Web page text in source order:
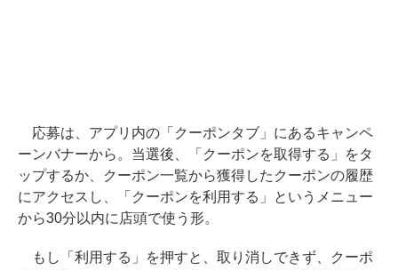
応募は、アプリ内の「クーポンタブ」にあるキャンペ
ーンバナーから。当選後、「クーポンを取得する」をタ
ップするか、クーポン一覧から獲得したクーポンの履歴
にアクセスし、「クーポンを利用する」というメニュー
から30分以内に店頭で使う形。
もし「利用する」を押すと、取り消しできず、クーポ